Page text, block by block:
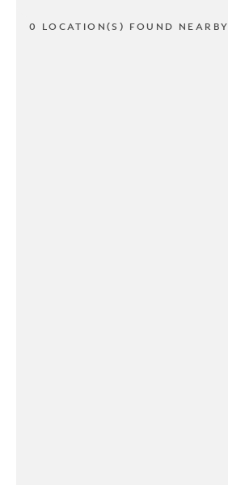
0 LOCATION(S) FOUND NEARBY